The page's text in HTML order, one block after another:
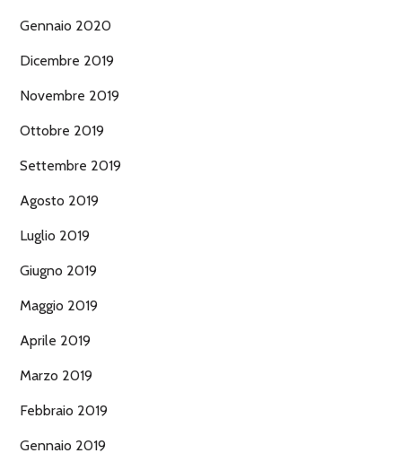
Gennaio 2020
Dicembre 2019
Novembre 2019
Ottobre 2019
Settembre 2019
Agosto 2019
Luglio 2019
Giugno 2019
Maggio 2019
Aprile 2019
Marzo 2019
Febbraio 2019
Gennaio 2019